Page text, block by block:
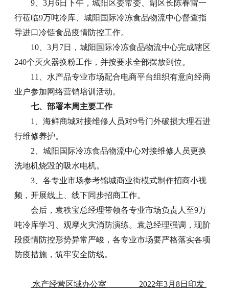
9、3月6日下午，城阳区委常委、副区长陈春雷一
行莅临9万吨冷库、城阳国际冷冻食品物流中心督查指
导进口冷链食品疫情防控工作。
10、3月7日，城阳国际冷冻食品物流中心完成辖区
240个灭火器换粉工作，并按要求全部摆放到位。
11、水产品专业市场配合电商平台组织有意向经商
业户参加网络营销培训活动。
七、部署本周主要工作
1、海鲜商城对接维修人员对9号门外破损大理石进
行维修养护。
2、城阳国际冷冻食品物流中心对接维修人员更换
洗地机烧毁的吸水电机。
3、各专业市场参考锦城商业街模式制作招商小视
频，开展线上、线下同步招商工作。
会后，袁秩宝总经理带领各专业市场负责人至9万
吨冷库学习、观摩火灾消防演练。袁总经理强调，现阶
段疫情防控形势异常严峻，各专业市场要严格落实各项
防疫措施，筑牢安全防线。
水产经营区域办公室 2022年3月8日印发